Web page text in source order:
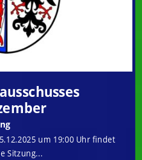
um 19:00 Uhr findet
Sitzung...